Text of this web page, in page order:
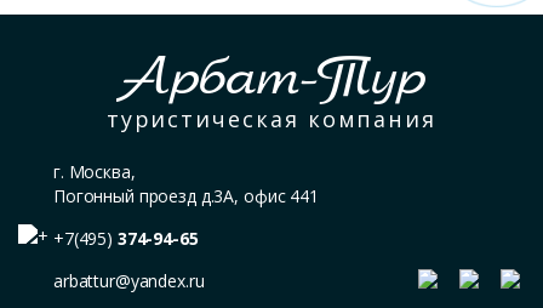
Арбат-Тур
туристическая компания
г. Москва,
Погонный проезд д.3А, офис 441
+7(495) 374-94-65
arbattur@yandex.ru